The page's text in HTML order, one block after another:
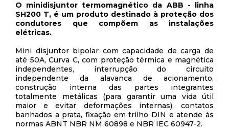
O minidisjuntor termomagnético da ABB - linha
SH200 T, é um produto destinado à proteção dos
condutores que compõem as instalações
elétricas.
Mini disjuntor bipolar com capacidade de carga de
até 50A, Curva C, com proteção térmica e magnética
independentes, interrupção do circuito
independente da alavanca de acionamento,
construção interna das partes integrantes
totalmente metálicas (para garantir uma vida útil
maior e evitar deformações internas), contatos
banhados a prata, fixação em trilho DIN e atende às
normas ABNT NBR NM 60898 e NBR IEC 60947-2.